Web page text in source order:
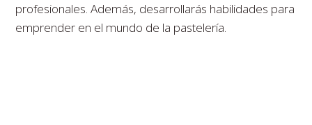
profesionales. Además, desarrollarás habilidades para
emprender en el mundo de la pastelería.